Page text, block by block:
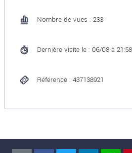
Nombre de vues : 233
Dernière visite le : 06/08 à 21:58
Référence : 437138921